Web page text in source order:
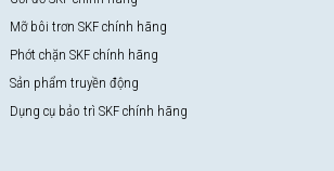
Mỡ bôi trơn SKF chính hãng
Phớt chặn SKF chính hãng
Sản phẩm truyền động
Dụng cụ bảo trì SKF chính hãng